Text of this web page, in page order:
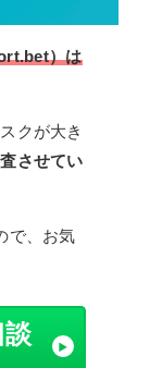
）は
クが大き
させてい
で、お気